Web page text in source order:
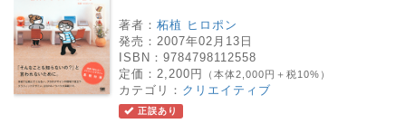
著者： 柘植 ヒロポン
発売： 2007年02月13日
ISBN： 9784798112558
定価： 2,200円 （本体2,000円＋税10%）
カテゴリ： クリエイティブ
正誤あり